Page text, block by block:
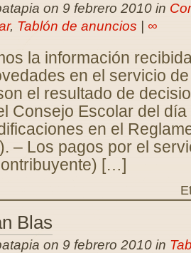
on 9 febrero 2010 in
, Tablón de anuncios ∞
la información
en el servicio
el resultado de
Consejo Escolar del
en el
– Los pagos por el
[…]
Blas
on 9 febrero 2010 in